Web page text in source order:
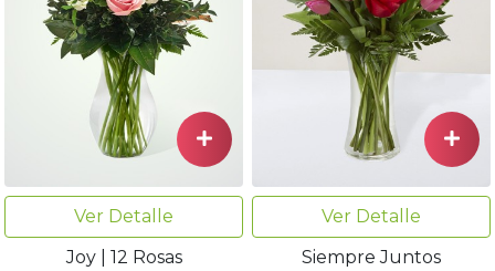
Ver Detalle
Joy | 12 Rosas
Ver Detalle
Siempre Juntos